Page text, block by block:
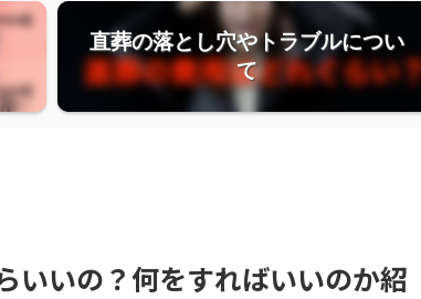
直葬の落とし穴やトラブルについ
て
いいの？何をすればいいのか紹